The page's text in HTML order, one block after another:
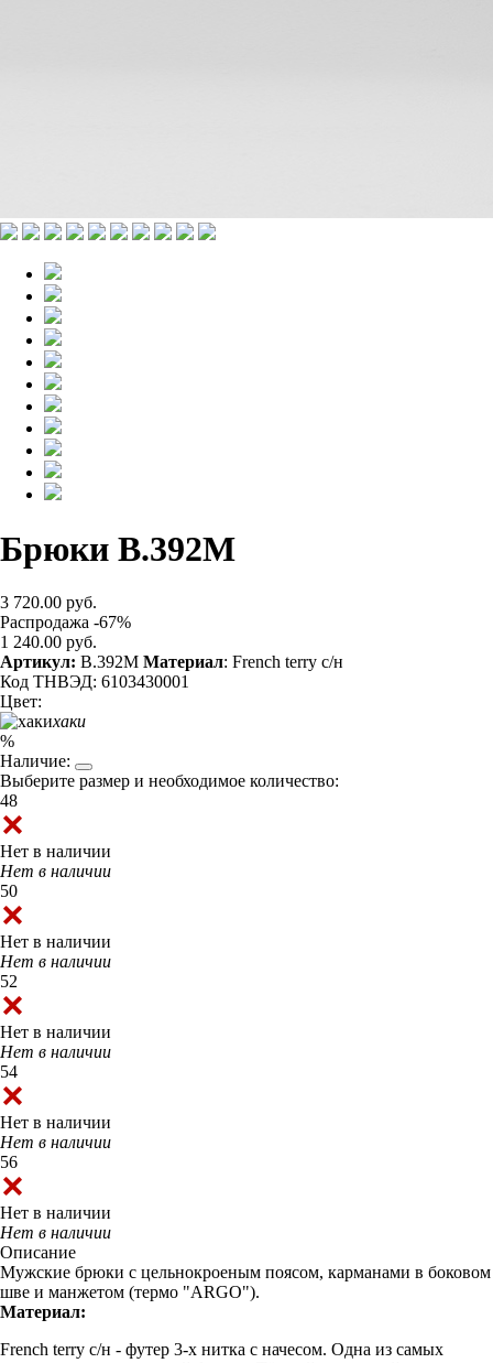
Брюки B.392M
3 720.00 руб.
Распродажа -67%
1 240.00 руб.
Артикул: B.392M Материал: French terry с/н
Код ТНВЭД: 6103430001
Цвет:
хаки
%
Наличие:
Выберите размер и необходимое количество:
48
Нет в наличии
Нет в наличии
50
Нет в наличии
Нет в наличии
52
Нет в наличии
Нет в наличии
54
Нет в наличии
Нет в наличии
56
Нет в наличии
Нет в наличии
Описание
Мужские брюки с цельнокроеным поясом, карманами в боковом
шве и манжетом (термо "ARGO").
Материал:
French terry с/н - футер 3-х нитка с начесом. Одна из самых